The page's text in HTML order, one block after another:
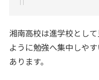
湘南高校は進学校とし
ように勉強へ集中しや
あります。